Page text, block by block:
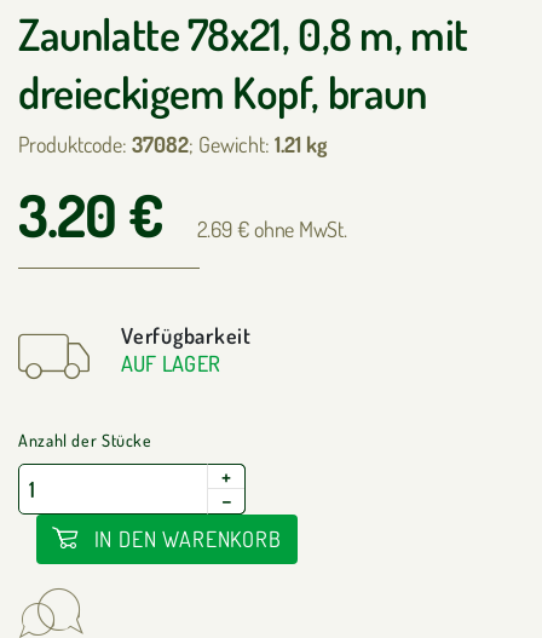
Zaunlatte 78x21, 0,8 m, mit
dreieckigem Kopf, braun
Produktcode:37082; Gewicht: 1.21 kg
3.20 € 2.69 € ohne MwSt.
Verfügbarkeit
AUF LAGER
Anzahl der Stücke
+
−
IN DEN WARENKORB